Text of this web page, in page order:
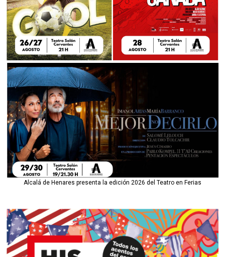
Alcalá de Henares presenta la edición 2026 del Teatro en Ferias